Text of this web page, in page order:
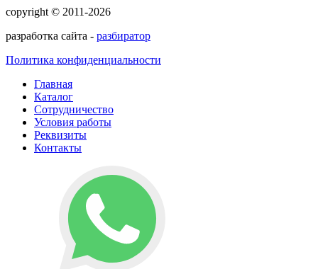
copyright © 2011-2026
разработка сайта - разбиратор
Политика конфиденциальности
Главная
Каталог
Сотрудничество
Условия работы
Реквизиты
Контакты